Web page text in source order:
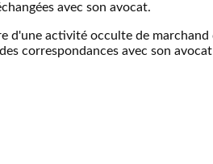
avec son avocat.
activité occulte de
correspondances avec son